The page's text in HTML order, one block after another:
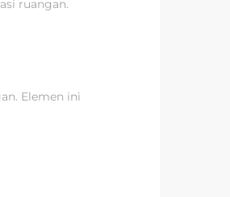
ruangan.
Elemen ini